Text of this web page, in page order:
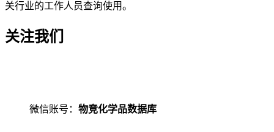
关行业的工作人员查询使用。
关注我们
微信账号： 物竞化学品数据库